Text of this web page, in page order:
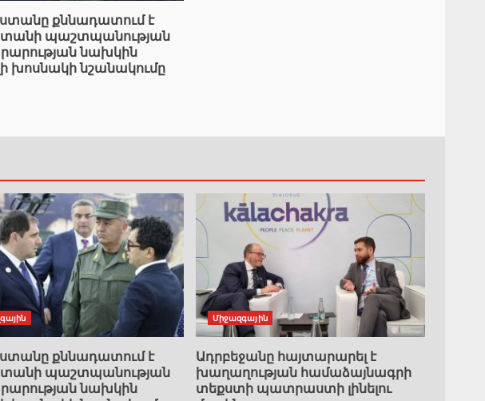
քննադատում է
պաշտպանության
նախկին
խոսնակի նշանակումը
քննադատում է
պաշտպանության
նախկին
Միջազգային
Ադրբեջանը հայտարարել է
խաղաղության համաձայնագրի
տեքստի պատրաստի լինելու